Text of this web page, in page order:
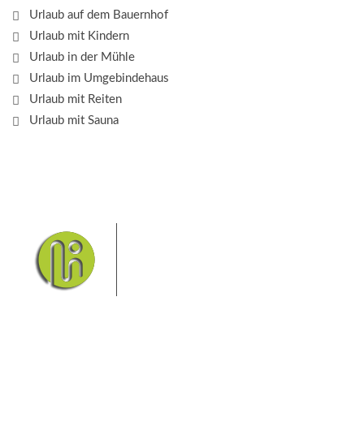
Urlaub auf dem Bauernhof
Urlaub mit Kindern
Urlaub in der Mühle
Urlaub im Umgebindehaus
Urlaub mit Reiten
Urlaub mit Sauna